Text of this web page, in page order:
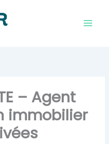
– Agent
immobilier